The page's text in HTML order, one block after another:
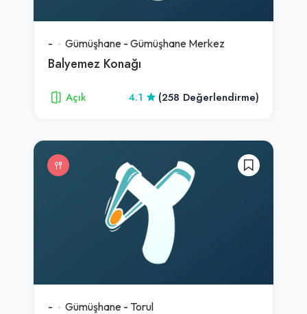
- Gümüşhane - Gümüşhane Merkez
Balyemez Konağı
Açık 4.1 (258 Değerlendirme)
- Gümüşhane - Torul